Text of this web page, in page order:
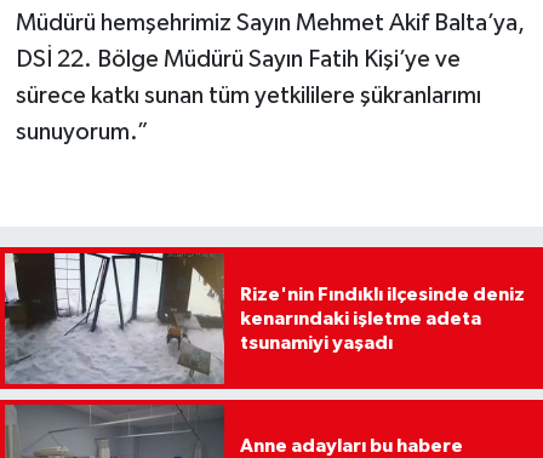
Müdürü hemşehrimiz Sayın Mehmet Akif Balta’ya,
DSİ 22. Bölge Müdürü Sayın Fatih Kişi’ye ve
sürece katkı sunan tüm yetkililere şükranlarımı
sunuyorum.”
Rize'nin Fındıklı ilçesinde deniz
kenarındaki işletme adeta
tsunamiyi yaşadı
Anne adayları bu habere